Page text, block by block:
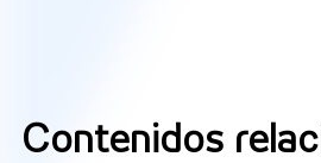
Contenidos